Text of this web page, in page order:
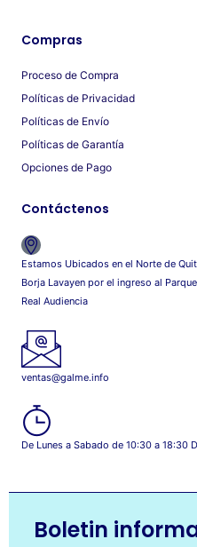
Compras
Proceso de Compra
Políticas de Privacidad
Políticas de Envío
Políticas de Garantía
Opciones de Pago
Contáctenos
Estamos Ubicados en el Norte de
Borja Lavayen por el ingreso al
Real Audiencia
ventas@galme.info
De Lunes a Sabado de 10:30 a 18:30
Boletin